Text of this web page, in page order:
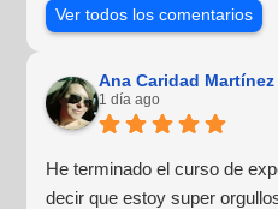
Ver todos los comentarios
Ana Caridad
1 día ago
He terminado el curso de
decir que estoy super